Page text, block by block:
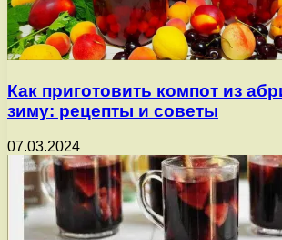
Как приготовить компот из
зиму: рецепты и советы
07.03.2024